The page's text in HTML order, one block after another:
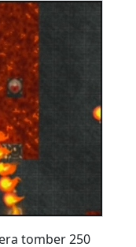
tomber 250